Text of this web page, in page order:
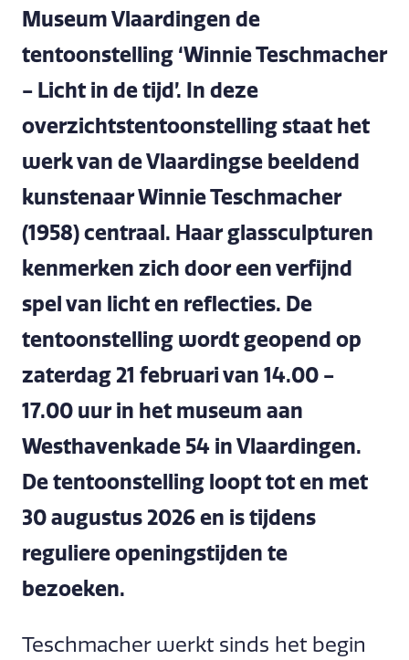
Museum Vlaardingen de
tentoonstelling ‘Winnie Teschmacher
- Licht in de tijd’. In deze
overzichtstentoonstelling staat het
werk van de Vlaardingse beeldend
kunstenaar Winnie Teschmacher
(1958) centraal. Haar glassculpturen
kenmerken zich door een verfijnd
spel van licht en reflecties. De
tentoonstelling wordt geopend op
zaterdag 21 februari van 14.00 -
17.00 uur in het museum aan
Westhavenkade 54 in Vlaardingen.
De tentoonstelling loopt tot en met
30 augustus 2026 en is tijdens
reguliere openingstijden te
bezoeken.
Teschmacher werkt sinds het begin